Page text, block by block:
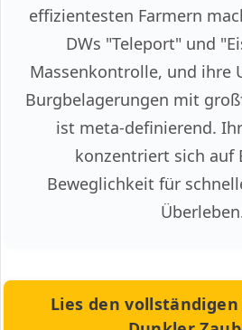
effizientesten Farmern
DWs "Teleport" und
Massenkontrolle, und ihre
Burgbelagerungen mit
ist meta-definierend.
konzentriert sich auf
Beweglichkeit für
Lies den